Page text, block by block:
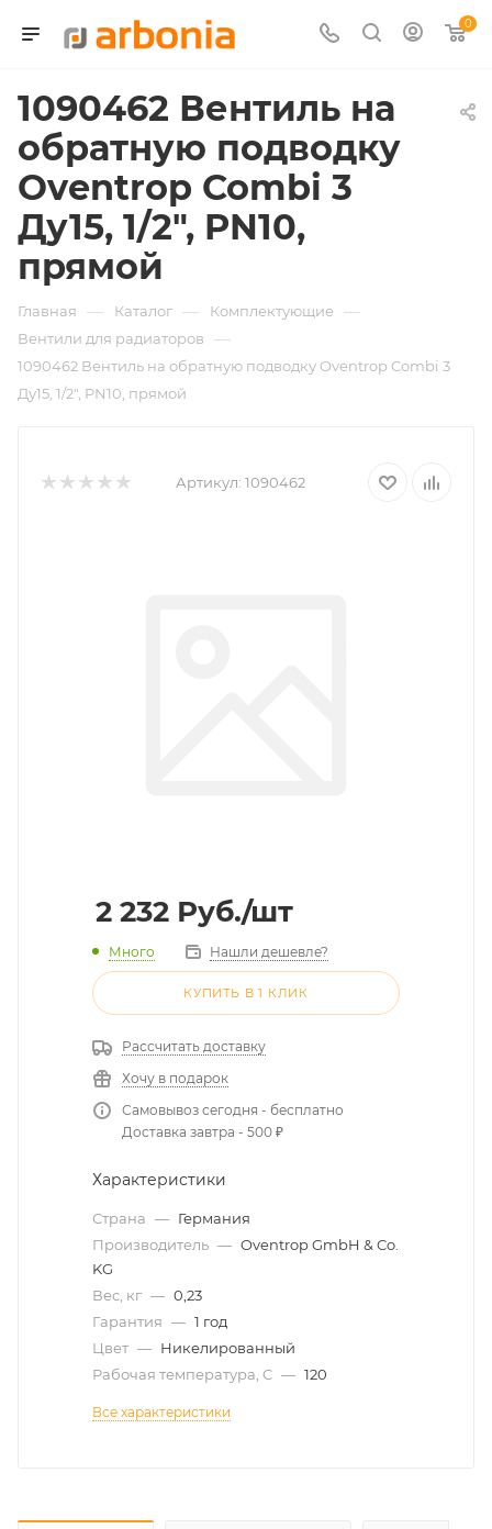
0
1090462 Вентиль на
обратную подводку
Oventrop Combi 3
Ду15, 1/2", PN10,
прямой
Главная — Каталог — Комплектующие —
Вентили для радиаторов —
1090462 Вентиль на обратную подводку Oventrop Combi 3
Ду15, 1/2", PN10, прямой
Артикул: 1090462
2 232 Руб./шт
Много Нашли дешевле?
КУПИТЬ В 1 КЛИК
Рассчитать доставку
Хочу в подарок
Самовывоз сегодня - бесплатно
Доставка завтра - 500 ₽
Характеристики
Страна — Германия
Производитель — Oventrop GmbH & Co.
KG
Вес, кг — 0,23
Гарантия — 1 год
Цвет — Никелированный
Рабочая температура, C — 120
Все характеристики